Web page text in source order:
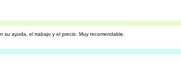
ayuda, el trabajo y el precio. Muy recomendable.